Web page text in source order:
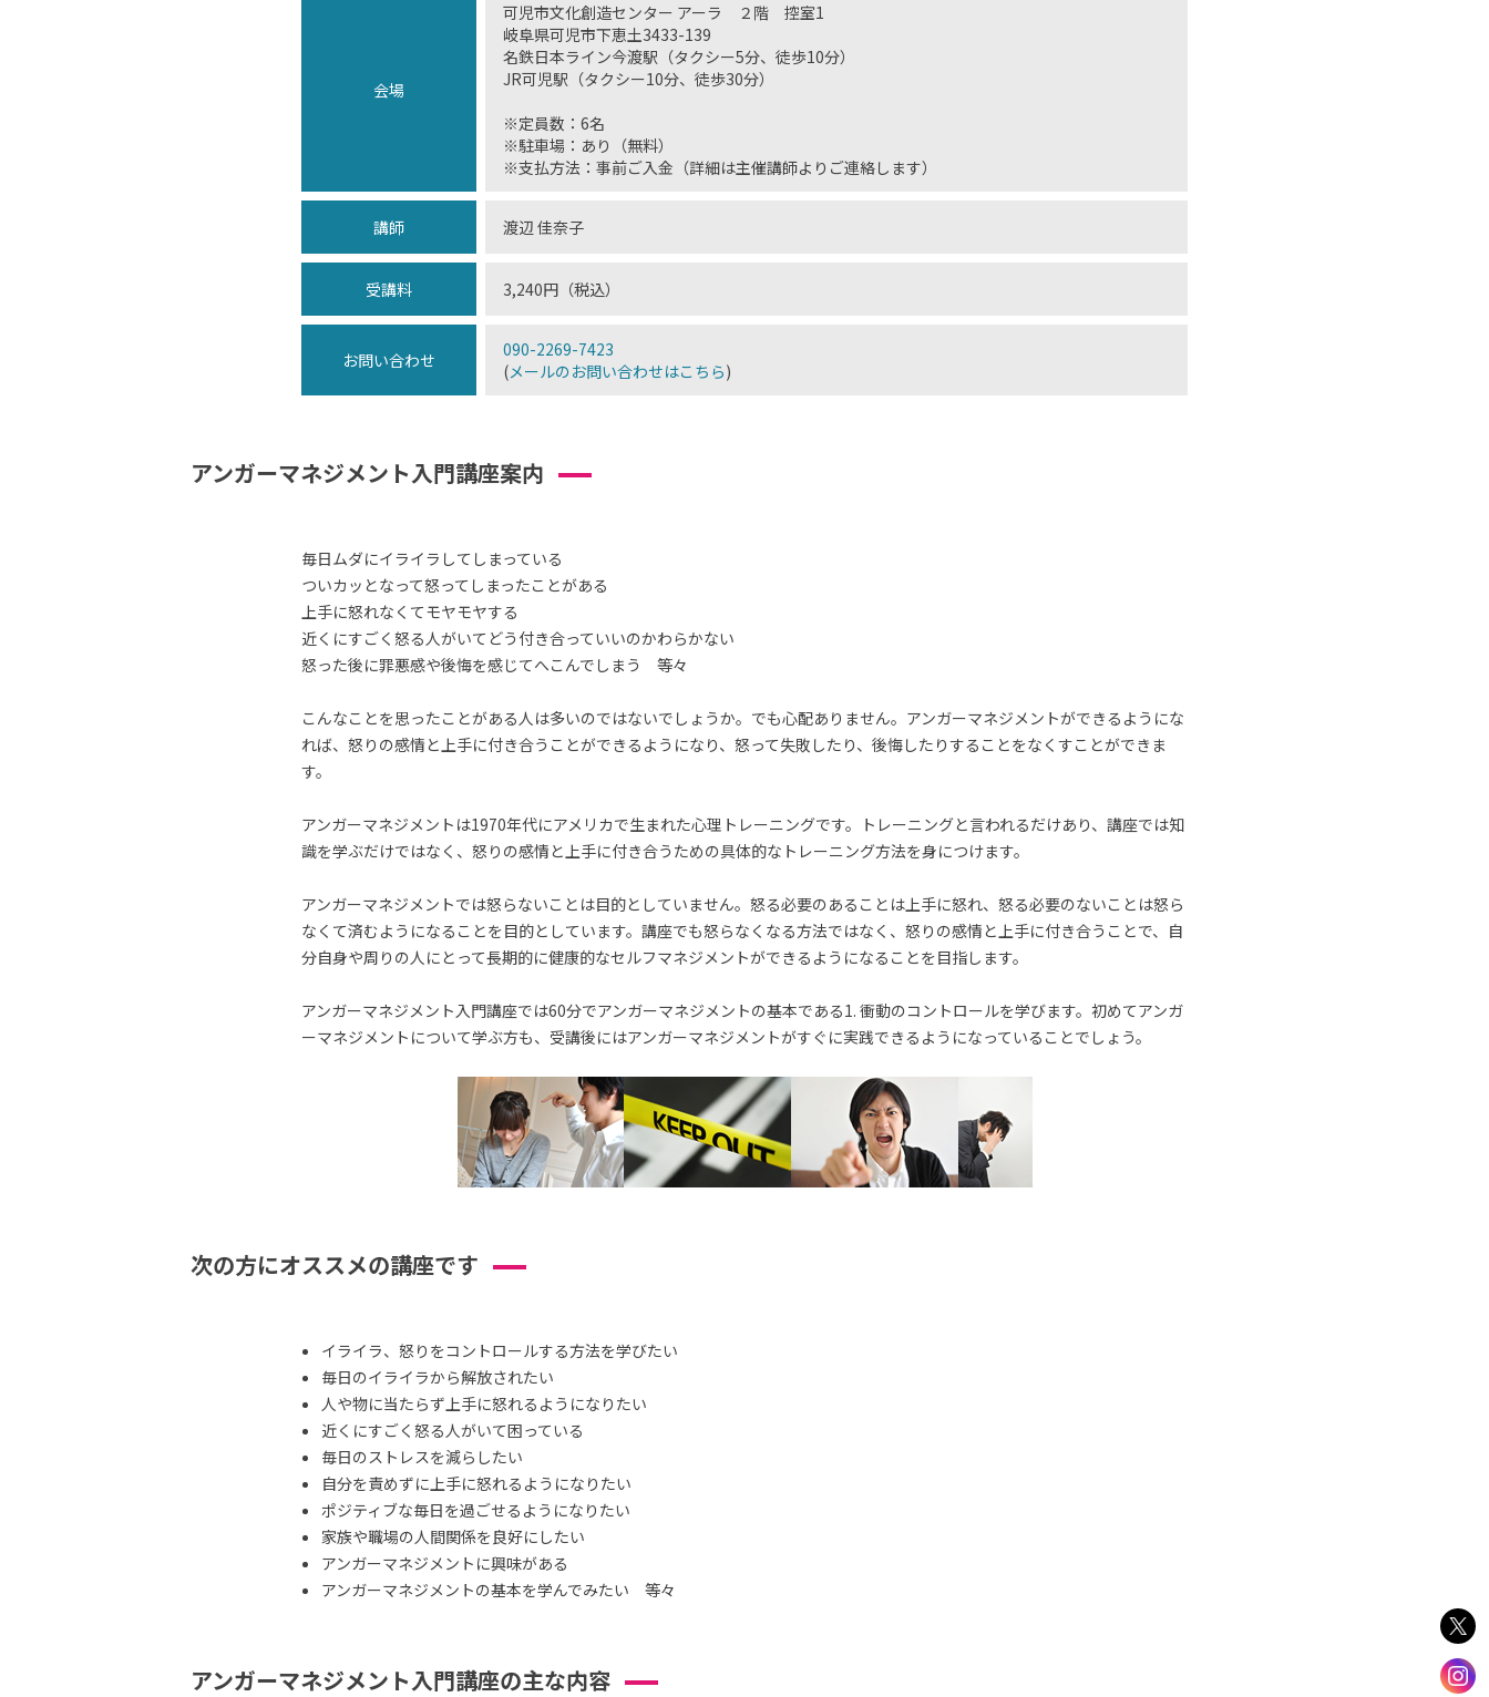
会場
可児市文化創造センター アーラ ２階 控室1
岐阜県可児市下恵土3433-139
名鉄日本ライン今渡駅（タクシー5分、徒歩10分）
JR可児駅（タクシー10分、徒歩30分）
※定員数：6名
※駐車場：あり（無料）
※支払方法：事前ご入金（詳細は主催講師よりご連絡します）
講師 渡辺 佳奈子
受講料 3,240円（税込）
お問い合わせ
090-2269-7423
(メールのお問い合わせはこちら)
アンガーマネジメント入門講座案内
毎日ムダにイライラしてしまっている
ついカッとなって怒ってしまったことがある
上手に怒れなくてモヤモヤする
近くにすごく怒る人がいてどう付き合っていいのかわらかない
怒った後に罪悪感や後悔を感じてへこんでしまう 等々
こんなことを思ったことがある人は多いのではないでしょうか。でも心配ありません。アンガーマネジメントができるようにな
れば、怒りの感情と上手に付き合うことができるようになり、怒って失敗したり、後悔したりすることをなくすことができま
す。
アンガーマネジメントは1970年代にアメリカで生まれた心理トレーニングです。トレーニングと言われるだけあり、講座では知
識を学ぶだけではなく、怒りの感情と上手に付き合うための具体的なトレーニング方法を身につけます。
アンガーマネジメントでは怒らないことは目的としていません。怒る必要のあることは上手に怒れ、怒る必要のないことは怒ら
なくて済むようになることを目的としています。講座でも怒らなくなる方法ではなく、怒りの感情と上手に付き合うことで、自
分自身や周りの人にとって長期的に健康的なセルフマネジメントができるようになることを目指します。
アンガーマネジメント入門講座では60分でアンガーマネジメントの基本である1. 衝動のコントロールを学びます。初めてアンガ
ーマネジメントについて学ぶ方も、受講後にはアンガーマネジメントがすぐに実践できるようになっていることでしょう。
次の方にオススメの講座です
イライラ、怒りをコントロールする方法を学びたい
毎日のイライラから解放されたい
人や物に当たらず上手に怒れるようになりたい
近くにすごく怒る人がいて困っている
毎日のストレスを減らしたい
自分を責めずに上手に怒れるようになりたい
ポジティブな毎日を過ごせるようになりたい
家族や職場の人間関係を良好にしたい
アンガーマネジメントに興味がある
アンガーマネジメントの基本を学んでみたい 等々
アンガーマネジメント入門講座の主な内容